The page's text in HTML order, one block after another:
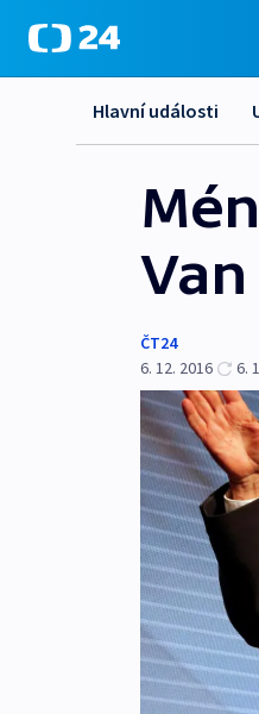
Hlavní události
ČT24
6. 12. 2016
6.